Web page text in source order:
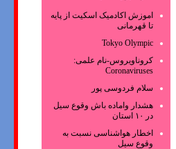
اموزش اکادمیک اسکیت از پایه
تا قهرمانی
Tokyo Olympic
کروناویروس‌-نام علمی:
Coronaviruses
سلام فردوسی پور
هشدار واماده باش وقوع سیل
در ۱۰ استان
اخطار هواشناسی نسبت به
وقوع سیل